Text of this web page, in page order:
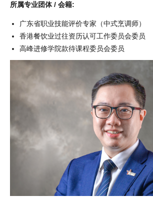
所属专业团体 / 会籍:
广东省职业技能评价专家（中式烹调师）
香港餐饮业过往资历认可工作委员会委员
高峰进修学院款待课程委员会委员